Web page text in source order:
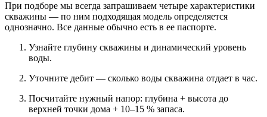
При подборе мы всегда запрашиваем четыре характеристики
скважины — по ним подходящая модель определяется
однозначно. Все данные обычно есть в ее паспорте.
Узнайте глубину скважины и динамический уровень
воды.
Уточните дебит — сколько воды скважина отдает в час.
Посчитайте нужный напор: глубина + высота до
верхней точки дома + 10–15 % запаса.